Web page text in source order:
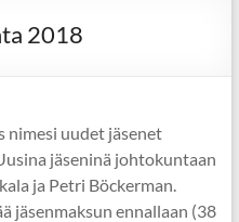
2018
nimesi uudet jäsenet
jäseninä johtokuntaan
ja Petri Böckerman.
jäsenmaksun ennallaan (38